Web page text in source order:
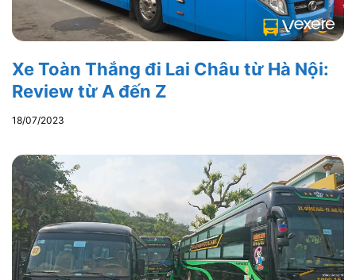
Xe Toàn Thắng đi Lai Châu từ Hà Nội:
Review từ A đến Z
18/07/2023